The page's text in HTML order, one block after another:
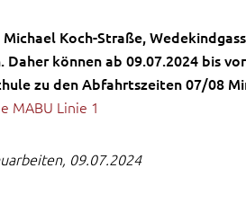
Koch-Straße,
können ab 09.07.2024 bis
zu den Abfahrtszeiten 07/08
MABU Linie 1
09.07.2024